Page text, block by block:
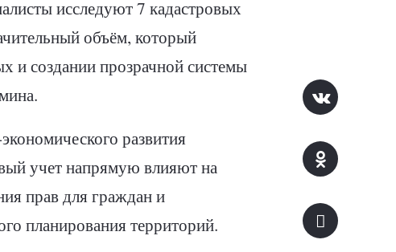
исследуют 7 кадастровых
объём, который
и создании прозрачной системы
развития
учет напрямую влияют на
прав для граждан и
планирования территорий.